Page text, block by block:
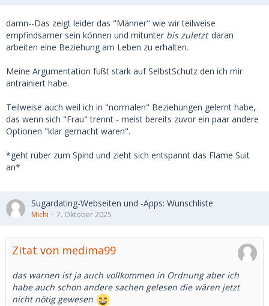
damn--Das zeigt leider das "Männer" wie wir teilweise
empfindsamer sein können und mitunter bis zuletzt daran
arbeiten eine Beziehung am Leben zu erhalten.
Meine Argumentation fußt stark auf SelbstSchutz den ich mir
antrainiert habe.
Teilweise auch weil ich in "normalen" Beziehungen gelernt habe,
das wenn sich "Frau" trennt - meist bereits zuvor ein paar andere
Optionen "klar gemacht waren".
*geht rüber zum Spind und zieht sich entspannt das Flame Suit
an*
Sugardating-Webseiten und -Apps: Wunschliste
Michi 7. Oktober 2025
Zitat von medima99
das warnen ist ja auch vollkommen in Ordnung aber ich
habe auch schon andere sachen gelesen die wären jetzt
nicht nötig gewesen